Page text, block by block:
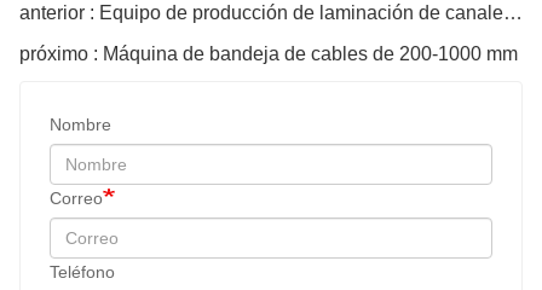
anterior : Equipo de producción de laminación de canales de cable
próximo : Máquina de bandeja de cables de 200-1000 mm
Nombre
Correo
Teléfono